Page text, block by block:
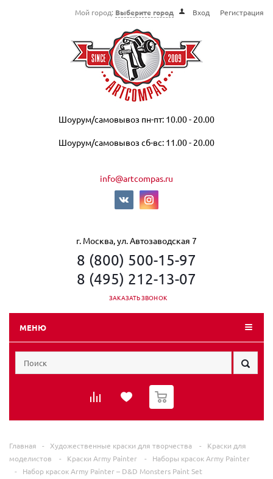
Мой город: Выберите город Вход Регистрация
Шоурум/самовывоз пн-пт: 10.00 - 20.00
Шоурум/самовывоз сб-вс: 11.00 - 20.00
info@artcompas.ru
г. Москва, ул. Автозаводская 7
8 (800) 500-15-97
8 (495) 212-13-07
ЗАКАЗАТЬ ЗВОНОК
МЕНЮ
0
Главная - Художественные краски для творчества -
Краски для
моделистов
- Краски Army Painter -
Наборы красок Army Painter
-
Набор красок Army Painter – D&D Monsters Paint Set